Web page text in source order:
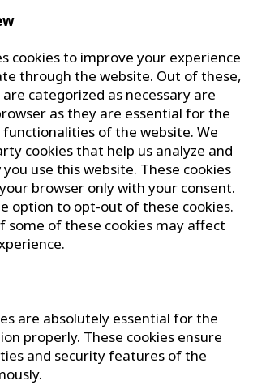
cookies to improve your experience
through the website. Out of these,
categorized as necessary are
as they are essential for the
of the website. We
cookies that help us analyze and
use this website. These cookies
browser only with your consent.
option to opt-out of these cookies.
some of these cookies may affect
are absolutely essential for the
properly. These cookies ensure
and security features of the